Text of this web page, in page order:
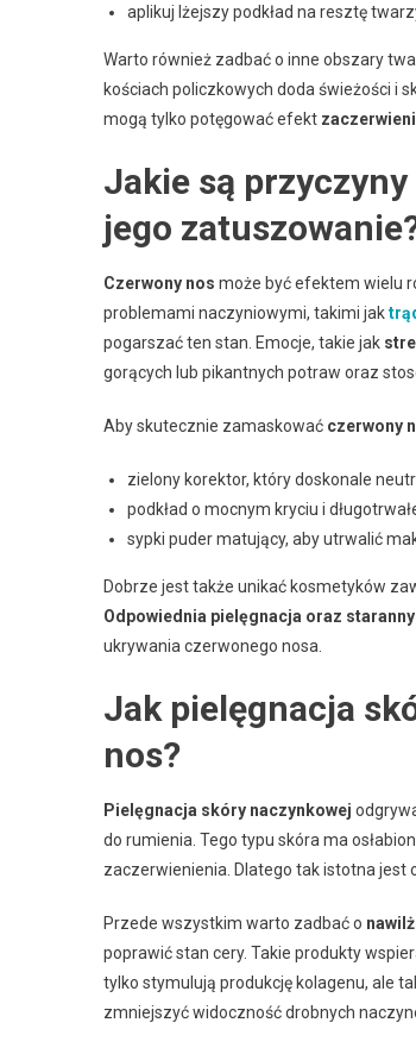
aplikuj lżejszy podkład na resztę
Warto również zadbać o inne obszary
kościach policzkowych doda świeżości i
mogą tylko potęgować efekt
Jakie są
jego
Czerwony nos może być efektem wielu
problemami naczyniowymi, takimi jak
pogarszać ten stan. Emocje, takie jak
gorących lub pikantnych potraw oraz
Aby skutecznie zamaskować czerwony
zielony korektor, który doskonale
podkład o mocnym kryciu i
sypki puder matujący, aby utrwalić
Dobrze jest także unikać kosmetyków
Odpowiednia pielęgnacja oraz
ukrywania czerwonego nosa.
Jak pielęgnacja
nos?
Pielęgnacja skóry naczynkowej
do rumienia. Tego typu skóra ma
zaczerwienienia. Dlatego tak istotna jest
Przede wszystkim warto zadbać o
poprawić stan cery. Takie produkty
tylko stymulują produkcję kolagenu, ale
zmniejszyć widoczność drobnych